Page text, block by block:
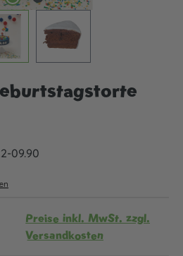
09.90
Preise inkl. MwSt. zzgl.
Versandkosten